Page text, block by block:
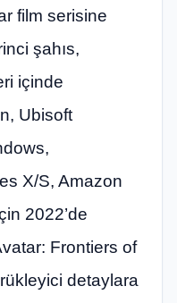
film serisine
şahıs,
içinde
Ubisoft
X/S, Amazon
2022’de
Frontiers of
detaylara